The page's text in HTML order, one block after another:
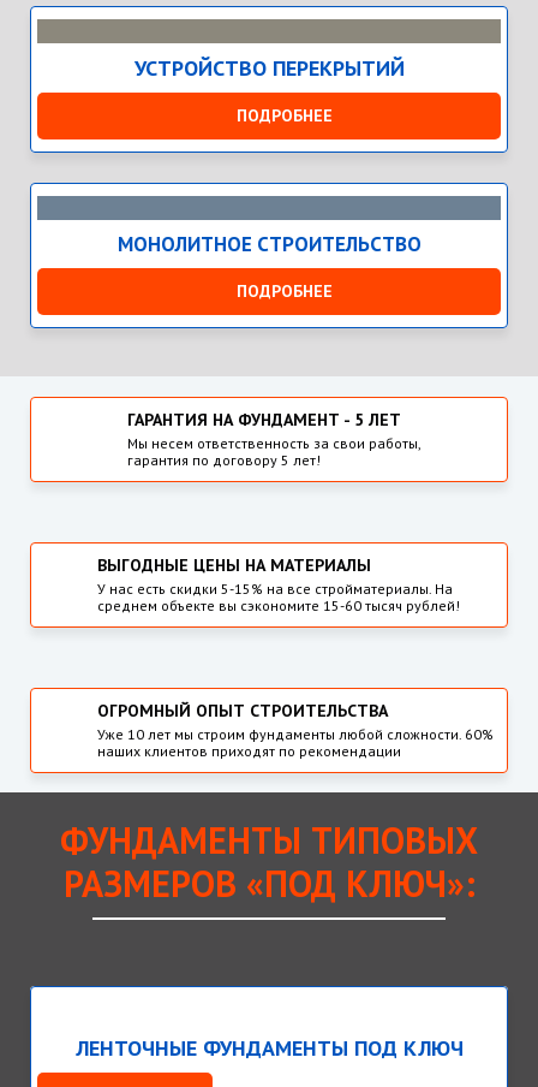
УСТРОЙСТВО ПЕРЕКРЫТИЙ
ПОДРОБНЕЕ
МОНОЛИТНОЕ СТРОИТЕЛЬСТВО
ПОДРОБНЕЕ
ГАРАНТИЯ НА ФУНДАМЕНТ - 5 ЛЕТ
Мы несем ответственность за свои работы,
гарантия по договору 5 лет!
ВЫГОДНЫЕ ЦЕНЫ НА МАТЕРИАЛЫ
У нас есть скидки 5-15% на все стройматериалы. На
среднем объекте вы сэкономите 15-60 тысяч рублей!
ОГРОМНЫЙ ОПЫТ СТРОИТЕЛЬСТВА
Уже 10 лет мы строим фундаменты любой сложности. 60%
наших клиентов приходят по рекомендации
ФУНДАМЕНТЫ ТИПОВЫХ
РАЗМЕРОВ «ПОД КЛЮЧ»:
ЛЕНТОЧНЫЕ ФУНДАМЕНТЫ ПОД КЛЮЧ